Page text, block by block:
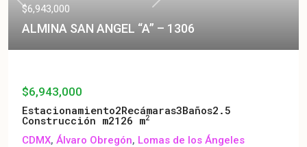
Previous Next
$6,943,000
ALMINA SAN ANGEL “A” – 1306
$6,943,000
Estacionamiento2Recámaras3Baños2.5
Construcción m2126 m2
CDMX, Álvaro Obregón, Lomas de los Ángeles